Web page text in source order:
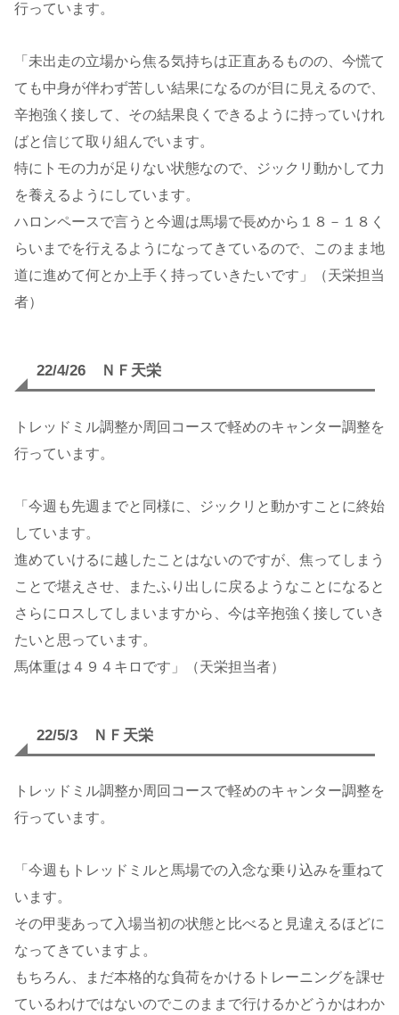
行っています。
「未出走の立場から焦る気持ちは正直あるものの、今慌て
ても中身が伴わず苦しい結果になるのが目に見えるので、
辛抱強く接して、その結果良くできるように持っていけれ
ばと信じて取り組んでいます。
特にトモの力が足りない状態なので、ジックリ動かして力
を養えるようにしています。
ハロンペースで言うと今週は馬場で長めから１８－１８く
らいまでを行えるようになってきているので、このまま地
道に進めて何とか上手く持っていきたいです」（天栄担当
者）
22/4/26 ＮＦ天栄
トレッドミル調整か周回コースで軽めのキャンター調整を
行っています。
「今週も先週までと同様に、ジックリと動かすことに終始
しています。
進めていけるに越したことはないのですが、焦ってしまう
ことで堪えさせ、またふり出しに戻るようなことになると
さらにロスしてしまいますから、今は辛抱強く接していき
たいと思っています。
馬体重は４９４キロです」（天栄担当者）
22/5/3 ＮＦ天栄
トレッドミル調整か周回コースで軽めのキャンター調整を
行っています。
「今週もトレッドミルと馬場での入念な乗り込みを重ねて
います。
その甲斐あって入場当初の状態と比べると見違えるほどに
なってきていますよ。
もちろん、まだ本格的な負荷をかけるトレーニングを課せ
ているわけではないのでこのままで行けるかどうかはわか